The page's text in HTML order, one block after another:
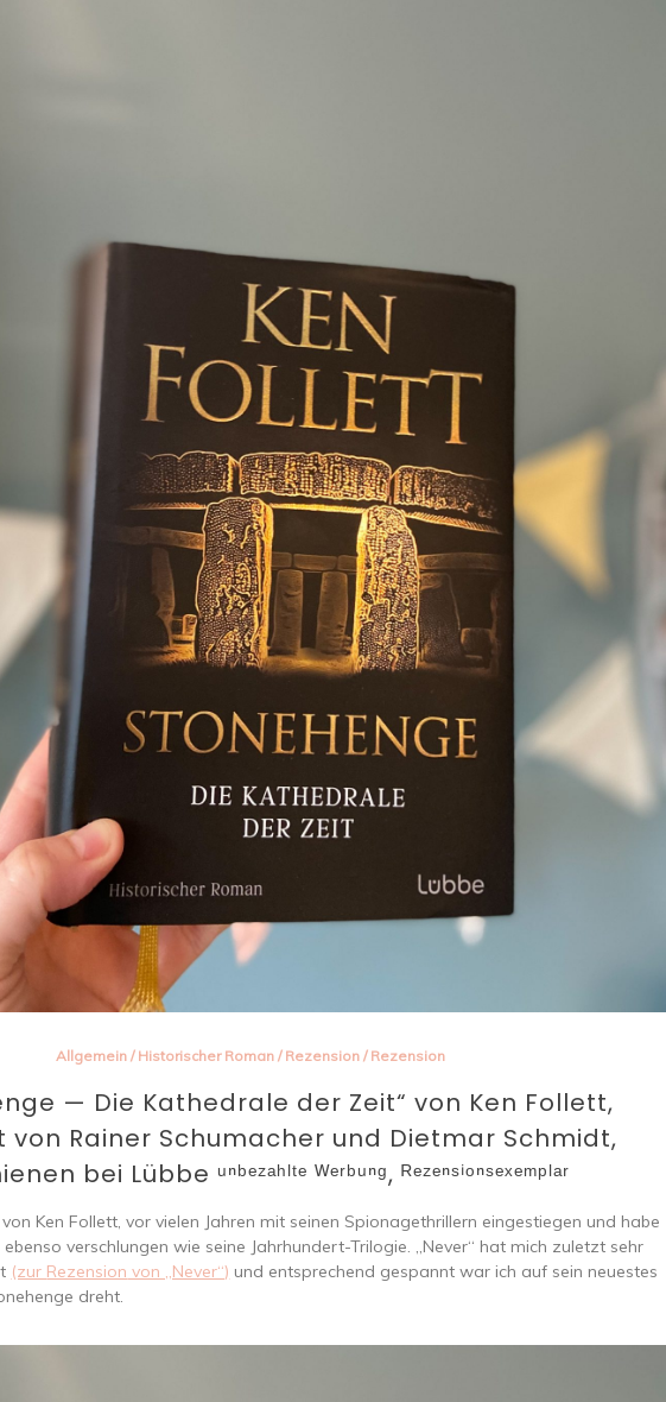
Allgemein/ Historischer Roman/ Rezension/ Rezension
— Die Kathedrale der Zeit“ von Ken Follett,
von Rainer Schumacher und Dietmar Schmidt,
bei Lübbe ᵘⁿᵇᵉᶻᵃʰˡᵗᵉ ᵂᵉʳᵇᵘⁿᵍ, ᴿᵉᶻᵉⁿˢⁱᵒⁿˢᵉˣᵉᵐᵖˡᵃʳ
Ken Follett, vor vielen Jahren mit seinen Spionagethrillern eingestiegen und habe
verschlungen wie seine Jahrhundert-Trilogie. „Never“ hat mich zuletzt sehr
(zur Rezension von „Never“) und entsprechend gespannt war ich auf sein neuestes
dreht.